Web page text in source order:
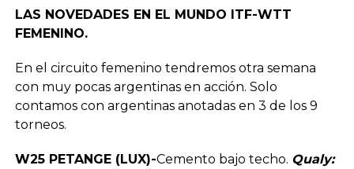
LAS NOVEDADES EN EL MUNDO ITF-WTT
FEMENINO.
En el circuito femenino tendremos otra semana
con muy pocas argentinas en acción. Solo
contamos con argentinas anotadas en 3 de los 9
torneos.
W25 PETANGE (LUX)-Cemento bajo techo. Qualy: